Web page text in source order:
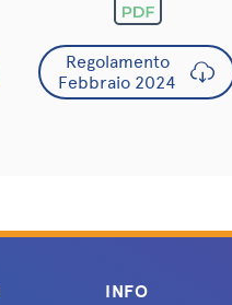
Regolamento
Febbraio 2024
INFO